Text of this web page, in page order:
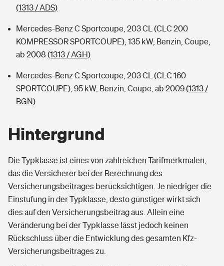
(1313 / ADS)
Mercedes-Benz C Sportcoupe, 203 CL (CLC 200
KOMPRESSOR SPORTCOUPE), 135 kW, Benzin, Coupe,
ab 2008 (1313 / AGH)
Mercedes-Benz C Sportcoupe, 203 CL (CLC 160
SPORTCOUPE), 95 kW, Benzin, Coupe, ab 2009(1313 /
BGN)
Hintergrund
Die Typklasse ist eines von zahlreichen Tarifmerkmalen,
das die Versicherer bei der Berechnung des
Versicherungsbeitrages berücksichtigen. Je niedriger die
Einstufung in der Typklasse, desto günstiger wirkt sich
dies auf den Versicherungsbeitrag aus. Allein eine
Veränderung bei der Typklasse lässt jedoch keinen
Rückschluss über die Entwicklung des gesamten Kfz-
Versicherungsbeitrages zu.